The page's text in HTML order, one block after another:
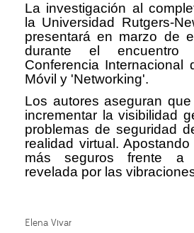
La investigación al
la Universidad Rutgers-
presentará en marzo de
durante el
Conferencia Internacional
Móvil y 'Networking'.
Los autores aseguran
incrementar la visibilidad
problemas de seguridad
realidad virtual.
más seguros frente a
revelada por las
Elena Vivar